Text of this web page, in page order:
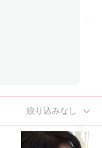
絞り込みなし